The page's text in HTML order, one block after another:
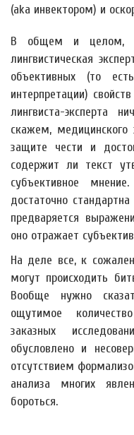
(aka инвектором) и
В общем и целом, в
лингвистическая
объективных (то
интерпретации)
лингвиста-эксперта
скажем, медицинского
защите чести и
содержит ли текст
субъективное
достаточно
предваряется
оно отражает
На деле все, к
могут происходить
Вообще нужно
ощутимое
заказных
обусловлено и
отсутствием
анализа многих
бороться.